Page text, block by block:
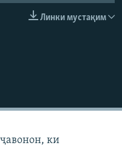
Линки мустақим
ки